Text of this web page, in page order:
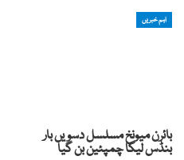
اہم خبریں
بائرن میونخ مسلسل دسویں بار
بنڈس لیگا چمپئین بن گیا